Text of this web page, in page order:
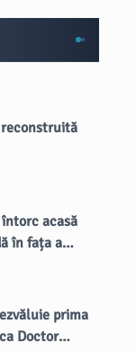
acasă
în fața a
prima
Doctor